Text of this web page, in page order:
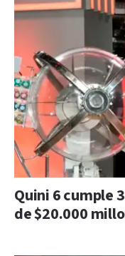
Quini 6 cumple
de $20.000